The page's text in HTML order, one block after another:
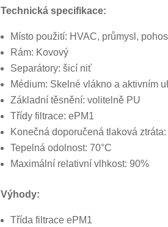
Technická specifikace:
Místo použití: HVAC, průmysl,
Rám: Kovový
Separátory: šicí niť
Médium: Skelné vlákno a aktivním
Základní těsnění: volitelně PU
Třídy filtrace: ePM1
Konečná doporučená tlaková
Tepelná odolnost: 70°C
Maximální relativní vlhkost: 90%
Výhody:
Třída filtrace ePM1